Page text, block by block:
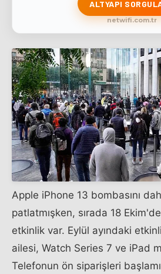
ALTYAPI
netwifi.com.tr
Apple iPhone 13 bombasını
patlatmışken, sırada 18
etkinlik var. Eylül ayındaki
ailesi, Watch Series 7 ve iPad
Telefonun ön siparişleri